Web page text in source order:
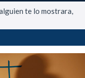
te lo mostrara,